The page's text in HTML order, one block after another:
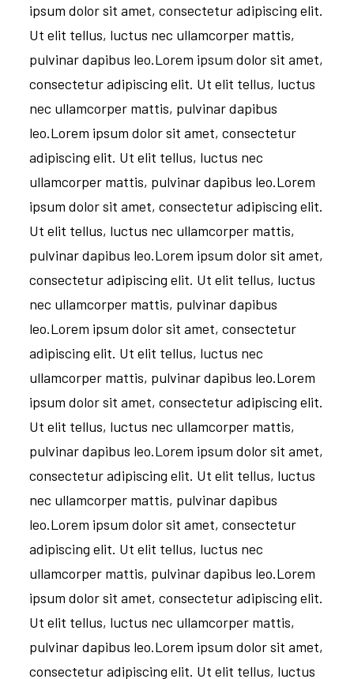
ipsum dolor sit amet, consectetur adipiscing elit.
Ut elit tellus, luctus nec ullamcorper mattis,
pulvinar dapibus leo.Lorem ipsum dolor sit amet,
consectetur adipiscing elit. Ut elit tellus, luctus
nec ullamcorper mattis, pulvinar dapibus
leo.Lorem ipsum dolor sit amet, consectetur
adipiscing elit. Ut elit tellus, luctus nec
ullamcorper mattis, pulvinar dapibus leo.Lorem
ipsum dolor sit amet, consectetur adipiscing elit.
Ut elit tellus, luctus nec ullamcorper mattis,
pulvinar dapibus leo.Lorem ipsum dolor sit amet,
consectetur adipiscing elit. Ut elit tellus, luctus
nec ullamcorper mattis, pulvinar dapibus
leo.Lorem ipsum dolor sit amet, consectetur
adipiscing elit. Ut elit tellus, luctus nec
ullamcorper mattis, pulvinar dapibus leo.Lorem
ipsum dolor sit amet, consectetur adipiscing elit.
Ut elit tellus, luctus nec ullamcorper mattis,
pulvinar dapibus leo.Lorem ipsum dolor sit amet,
consectetur adipiscing elit. Ut elit tellus, luctus
nec ullamcorper mattis, pulvinar dapibus
leo.Lorem ipsum dolor sit amet, consectetur
adipiscing elit. Ut elit tellus, luctus nec
ullamcorper mattis, pulvinar dapibus leo.Lorem
ipsum dolor sit amet, consectetur adipiscing elit.
Ut elit tellus, luctus nec ullamcorper mattis,
pulvinar dapibus leo.Lorem ipsum dolor sit amet,
consectetur adipiscing elit. Ut elit tellus, luctus